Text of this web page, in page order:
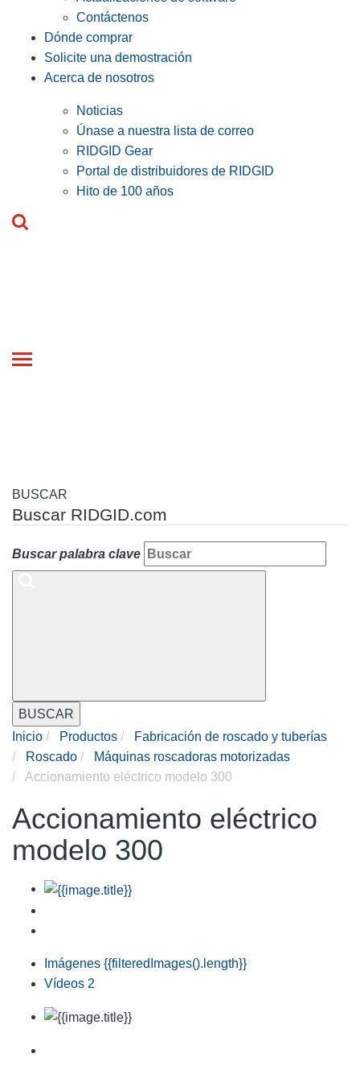
Contáctenos
Dónde comprar
Solicite una demostración
Acerca de nosotros
Noticias
Únase a nuestra lista de correo
RIDGID Gear
Portal de distribuidores de RIDGID
Hito de 100 años
Toggle
BUSCAR
Buscar RIDGID.com
Buscar palabra clave
BUSCAR
Inicio
Productos
Fabricación de roscado y tuberías
Roscado
Máquinas roscadoras motorizadas
Accionamiento eléctrico modelo 300
Accionamiento eléctrico
modelo 300
Imágenes {{filteredImages().length}}
Vídeos 2